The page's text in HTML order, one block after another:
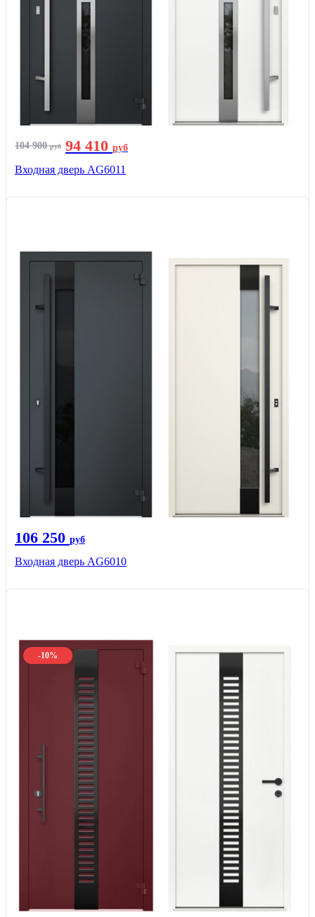
104 900руб 94 410 руб
Входная дверь AG6011
106 250 руб
Входная дверь AG6010
-10%